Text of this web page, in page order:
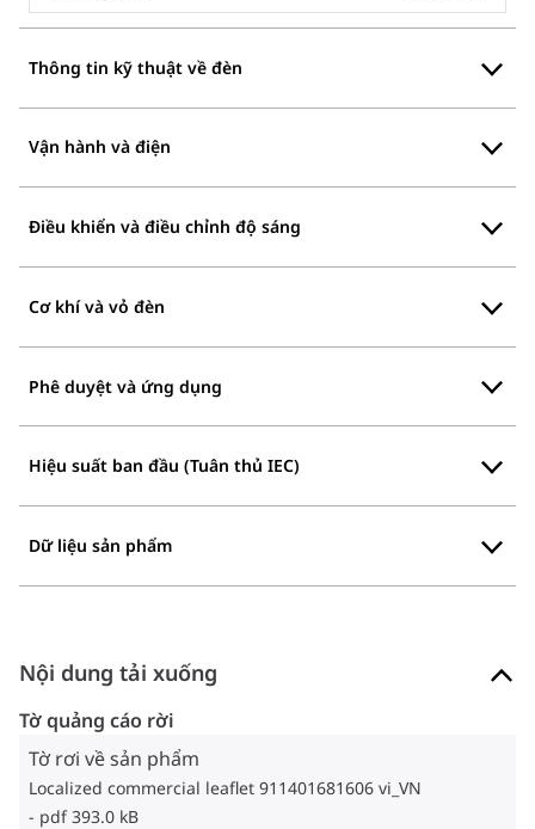
Thông tin kỹ thuật về đèn
Vận hành và điện
Điều khiển và điều chỉnh độ sáng
Cơ khí và vỏ đèn
Phê duyệt và ứng dụng
Hiệu suất ban đầu (Tuân thủ IEC)
Dữ liệu sản phẩm
Nội dung tải xuống
Tờ quảng cáo rời
Tờ rơi về sản phẩm
Localized commercial leaflet 911401681606 vi_VN
pdf 393.0 kB